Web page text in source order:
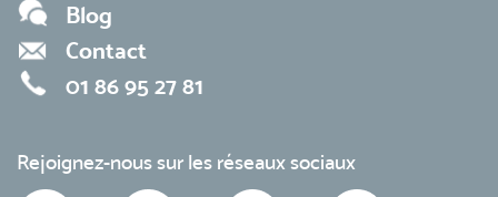
Blog
Contact
01 86 95 27 81
Rejoignez-nous sur les réseaux sociaux